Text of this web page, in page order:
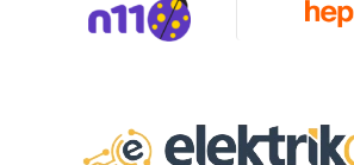
DOĞAN AYDINLATMA
DURACELL